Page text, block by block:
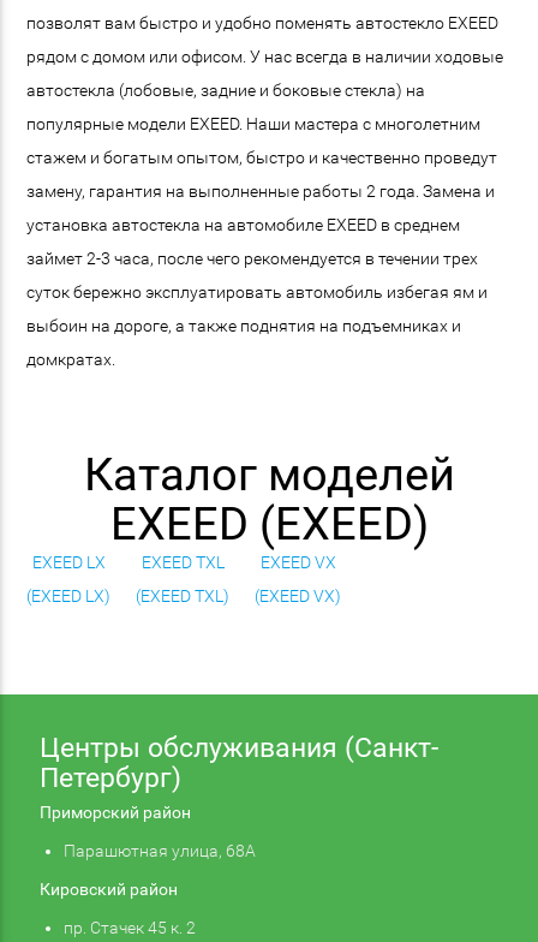
позволят вам быстро и удобно поменять автостекло EXEED
рядом с домом или офисом. У нас всегда в наличии ходовые
автостекла (лобовые, задние и боковые стекла) на
популярные модели EXEED. Наши мастера с многолетним
стажем и богатым опытом, быстро и качественно проведут
замену, гарантия на выполненные работы 2 года. Замена и
установка автостекла на автомобиле EXEED в среднем
займет 2-3 часа, после чего рекомендуется в течении трех
суток бережно эксплуатировать автомобиль избегая ям и
выбоин на дороге, а также поднятия на подъемниках и
домкратах.
Каталог моделей
EXEED (EXEED)
EXEED LX
(EXEED LX)
EXEED TXL
(EXEED TXL)
EXEED VX
(EXEED VX)
Центры обслуживания (Санкт-
Петербург)
Приморский район
Парашютная улица, 68А
Кировский район
пр. Стачек 45 к. 2